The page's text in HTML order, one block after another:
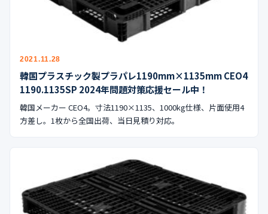
2021.11.28
韓国プラスチック製プラパレ1190mm×1135mm CEO4
1190.1135SP 2024年問題対策応援セール中！
韓国メーカー CEO4。寸法1190×1135、1000kg仕様、片面使用4
方差し。1枚から全国出荷、当日見積り対応。